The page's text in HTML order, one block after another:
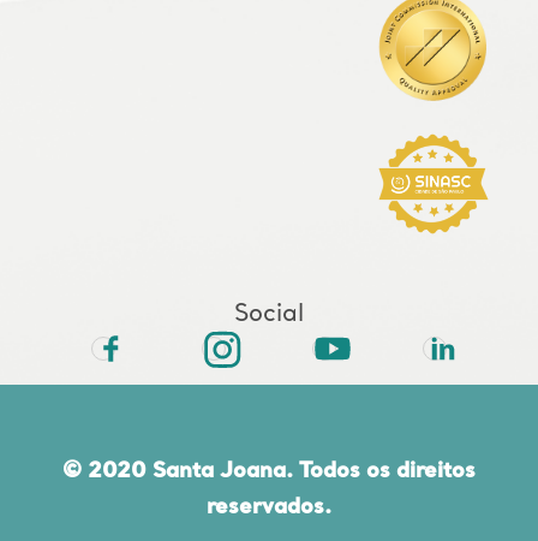
Social
© 2020 Santa Joana. Todos os direitos
reservados.